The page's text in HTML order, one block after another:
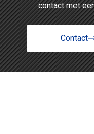
contact met
Contact